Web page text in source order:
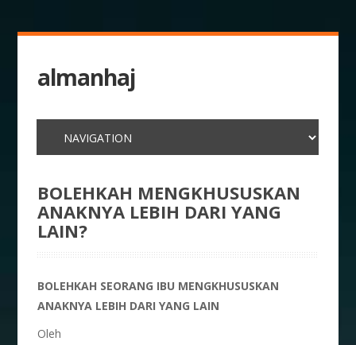
almanhaj
BOLEHKAH MENGKHUSUSKAN
ANAKNYA LEBIH DARI YANG
LAIN?
BOLEHKAH SEORANG IBU MENGKHUSUSKAN
ANAKNYA LEBIH DARI YANG LAIN
Oleh